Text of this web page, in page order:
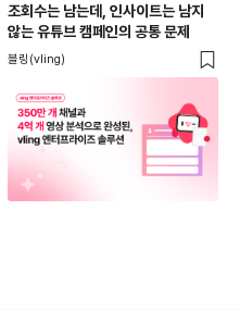
조회수는 남는데, 인사이트는 남지
않는 유튜브 캠페인의 공통 문제
블링(vling)